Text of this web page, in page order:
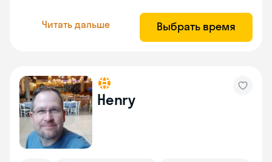
Читать дальше Выбрать время
Henry